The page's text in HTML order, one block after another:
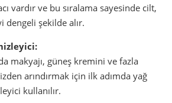
vardır ve bu sıralama sayesinde cilt,
dengeli şekilde alır.
makyajı, güneş kremini ve fazla
arındırmak için ilk adımda yağ
kullanılır.